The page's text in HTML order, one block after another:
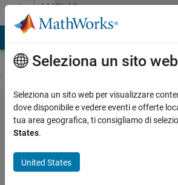
Vai al contenutoMATLAB
Answers
connecting
switches to
Seleziona un sito web
Seleziona un sito web per visualizzare
dove disponibile e vedere eventi e offerte
tua area geografica, ti consigliamo di
States.
United States